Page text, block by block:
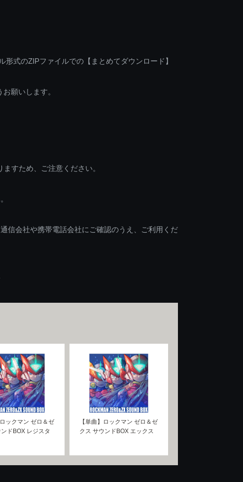
式のZIPファイルでの【まとめてダウンロード】
願いします。
すため、ご注意ください。
信会社や携帯電話会社にご確認のうえ、ご利用くだ
ロックマン ゼロ＆ゼ
ドBOX レジスタ
【単曲】ロックマン ゼロ＆ゼ
クス サウンドBOX エックス